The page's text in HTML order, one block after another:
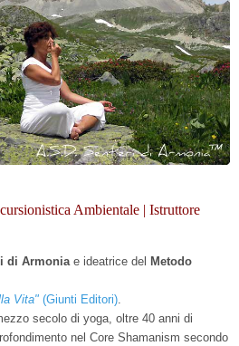
Ambientale | Istruttore
di Armoniae ideatrice del Metodo
Vita" (Giunti Editori).
secolo di yoga, oltre 40 anni di
nel Core Shamanism secondo